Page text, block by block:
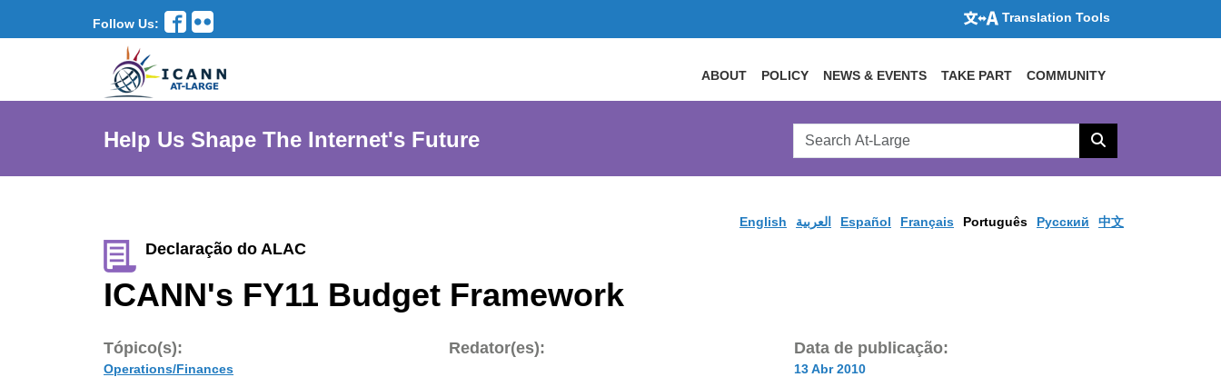
Follow Us: Translation Tools
ABOUT POLICY NEWS & EVENTS TAKE PART COMMUNITY
Help Us Shape The Internet's Future
Search
AtLarge
Search
English العربية Español Français Português Pусский 中文
Declaração do ALAC
ICANN's FY11 Budget Framework
Tópico(s):
Operations/Finances
Redator(es): Data de publicação:
13 Abr 2010